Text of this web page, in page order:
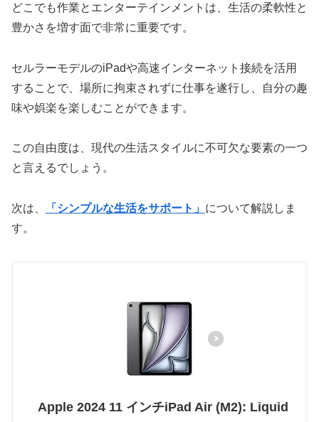
どこでも作業とエンターテインメントは、生活の柔軟性と
豊かさを増す面で非常に重要です。
セルラーモデルのiPadや高速インターネット接続を活用
することで、場所に拘束されずに仕事を遂行し、自分の趣
味や娯楽を楽しむことができます。
この自由度は、現代の生活スタイルに不可欠な要素の一つ
と言えるでしょう。
次は、 「シンプルな生活をサポート」 について解説しま
す。
Apple 2024 11 インチiPad Air (M2): Liquid